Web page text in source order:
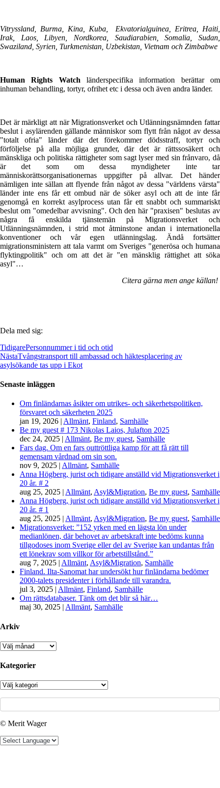
Vitryssland, Burma, Kina, Kuba, Ekvatorialguinea, Eritrea, Haiti,
Irak, Laos, Libyen, Nordkorea, Saudiarabien, Somalia, Sudan,
Swaziland, Syrien, Turkmenistan, Uzbekistan, Vietnam och Zimbabwe
Human Rights Watch länderspecifika information berättar om
inhuman behandling, tortyr, ofrihet etc i dessa och även andra länder.
Det är märkligt att när Migrationsverket och Utlänningsnämnden fattar
beslut i asylärenden gällande människor som flytt från något av dessa
"totalt ofria" länder där det förekommer dödsstraff, tortyr och
förföljelse på alla möjliga grunder, där det är rättssosäkert och
mänskliga och politiska rättigheter som sagt lyser med sin frånvaro, då
är det som om dessa myndigheter inte tar
människorättsorganisationernas uppgifter på allvar. Det händer
nämligen inte sällan att flyende från något av dessa "världens värsta"
länder inte ens får ett ombud när de söker asyl och att de inte får
genomgå en korrekt asylprocess utan får ett snabbt och summariskt
beslut om "omedelbar avvisning". Och den här "praxisen" beslutas av
några få enskilda tjänstemän på Migrationsverket och
Utlänningsnämnden, i strid mot åtminstone andan i internationella
konventioner och vår egen utlänningslag. Ändå fortsätter
migrationsministern att tala varmt om Sveriges "generösa och humana
flyktingpolitik" och om att det är "en mänsklig rättighet att söka
asyl"…
Citera gärna men ange källan!
Dela med sig:
TidigarePersonnummer i tid och otid
NästaTvångstransport till ambassad och häktesplacering av
asylsökande tas upp i Ekot
Senaste inläggen
Om finländarnas åsikter om utrikes- och säkerhetspolitiken,
försvaret och säkerheten 2025
jan 19, 2026 | Allmänt, Finland, Samhälle
Be my guest # 173 Nikolas Laios, Julafton 2025
dec 24, 2025 | Allmänt, Be my guest, Samhälle
Fars dag. Om en fars outtröttliga kamp för att få rätt till
gemensam vårdnad om sin son.
nov 9, 2025 | Allmänt, Samhälle
Anna Högberg, jurist och tidigare anställd vid Migrationsverket i
20 år. # 2
aug 25, 2025 | Allmänt, Asyl&Migration, Be my guest, Samhälle
Anna Högberg, jurist och tidigare anställd vid Migrationsverket i
20 år. # 1
aug 25, 2025 | Allmänt, Asyl&Migration, Be my guest, Samhälle
Migrationsverket: ”152 yrken med en lägsta lön under
medianlönen, där behovet av arbetskraft inte bedöms kunna
tillgodoses inom Sverige eller del av Sverige kan undantas från
ett lönekrav som villkor för arbetstillstånd.”
aug 7, 2025 | Allmänt, Asyl&Migration, Samhälle
Finland. Ilta-Sanomat har undersökt hur finländarna bedömer
2000-talets presidenter i förhållande till varandra.
jul 3, 2025 | Allmänt, Finland, Samhälle
Om rättsdatabaser. Tänk om det blir så här…
maj 30, 2025 | Allmänt, Samhälle
Arkiv
Arkiv
Kategorier
Kategorier
© Merit Wager